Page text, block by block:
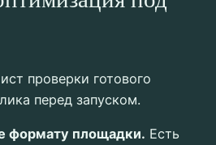
проверки готового
перед запуском.
формату площадки. Есть